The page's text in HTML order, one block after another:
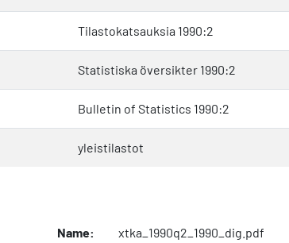
Tilastokatsauksia 1990:2
Statistiska översikter 1990:2
Bulletin of Statistics 1990:2
yleistilastot
Name:
xtka_1990q2_1990_dig.pdf